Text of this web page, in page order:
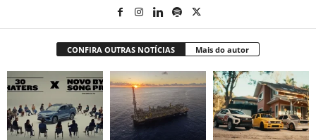
CONFIRA OUTRAS NOTÍCIAS Mais do autor